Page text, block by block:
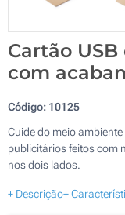
Cartão
com
Código: 10125
Cuide do meio
publicitários feitos com
nos dois lados.
+ Descrição+